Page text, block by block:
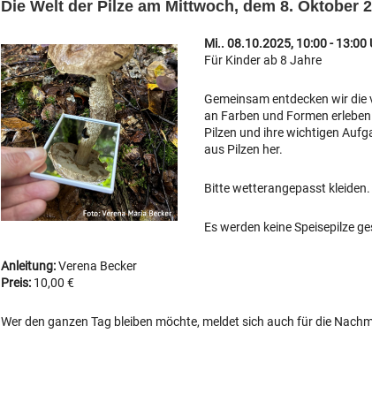
Die Welt der Pilze am Mittwoch, dem 8. Oktober
Mi.. 08.10.2025, 10:00 - 13:00
Für Kinder ab 8 Jahre
Gemeinsam entdecken wir
an Farben und Formen
Pilzen und ihre wichtigen
aus Pilzen her.
Bitte wetterangepasst kleiden.
Es werden keine Speisepilze
Anleitung:Verena Becker
Preis: 10,00 €
Wer den ganzen Tag bleiben möchte, meldet sich auch für die